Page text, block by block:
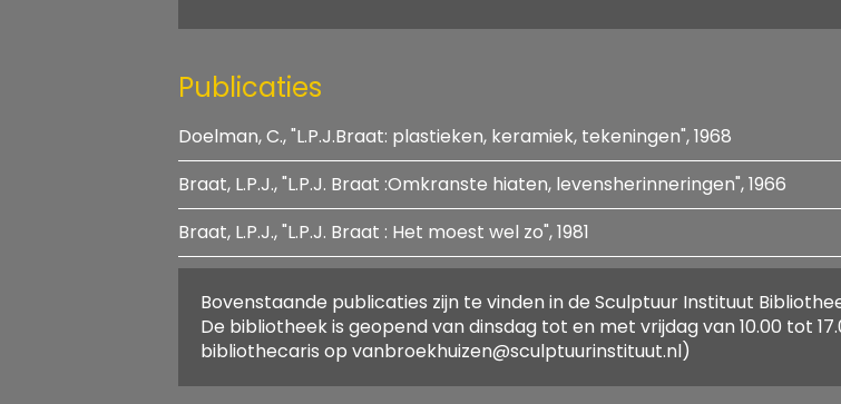
Publicaties
Doelman, C., "L.P.J.Braat: plastieken, keramiek, tekeningen", 1968
Titel:
"L.P.J.Braat: plastieken, keramiek, tekeningen"
Auteurs:
Doelman, C.
Jaar van uitgave:
1968
Aantal pagina's:
ISBN:
Plaats van
uitgave:
Arnhem
Braat, L.P.J., "L.P.J. Braat :Omkranste hiaten, levensherinneringen", 1966
Titel:
"L.P.J. Braat :Omkranste hiaten, levensherinneringen"
Auteurs:
Braat, L.P.J.
Jaar van uitgave: 1966
Aantal pagina's:
188
ISBN:
Plaats van
uitgave:
Amsterdam
Braat, L.P.J., "L.P.J. Braat : Het moest wel zo", 1981
Titel:
"L.P.J. Braat : Het moest wel zo"
Auteurs:
Braat, L.P.J.
Jaar van uitgave: 1981
Aantal pagina's:
112
ISBN:
Bovenstaande publicaties zijn te vinden in de Sculptuur Instituut
De bibliotheek is geopend van dinsdag tot en met vrijdag van 10.00 tot
bibliothecaris op vanbroekhuizen@sculptuurinstituut.nl)